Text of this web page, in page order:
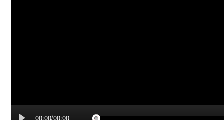
00:00/00:00